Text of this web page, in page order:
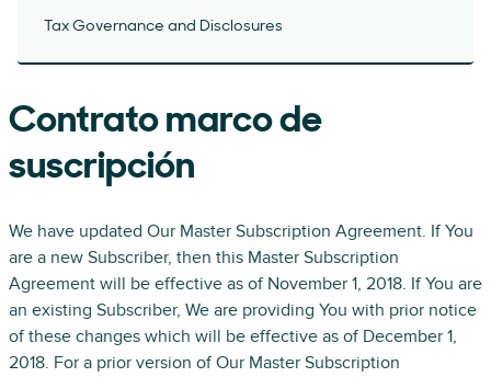
Tax Governance and Disclosures
Contrato marco de
suscripción
We have updated Our Master Subscription Agreement. If You
are a new Subscriber, then this Master Subscription
Agreement will be effective as of November 1, 2018. If You are
an existing Subscriber, We are providing You with prior notice
of these changes which will be effective as of December 1,
2018. For a prior version of Our Master Subscription